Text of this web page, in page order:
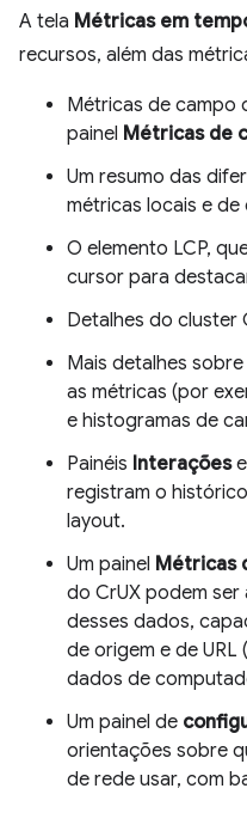
A tela Métricas em
recursos, além das
Métricas de campo
painel Métricas de
Um resumo das
métricas locais e de
O elemento LCP,
cursor para
Detalhes do cluster
Mais detalhes
as métricas (por
e histogramas de
Painéis Interaçõese
registram o
layout.
Um painel Métricas
do CrUX podem
desses dados,
de origem e de
dados de
Um painel de
orientações sobre
de rede usar, com